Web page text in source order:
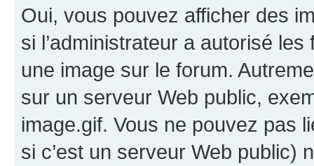
Oui, vous pouvez afficher des
si l’administrateur a autorisé
une image sur le forum.
sur un serveur Web public,
image.gif. Vous ne pouvez pas
si c’est un serveur Web public)